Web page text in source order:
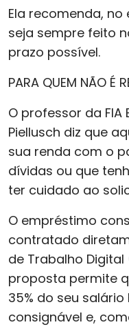
Ela recomenda,
seja sempre feito
prazo possível.
PARA QUEM NÃO É
O professor da FIA
Piellusch diz que
sua renda com o
dívidas ou que
ter cuidado ao
O empréstimo
contratado
de Trabalho Digital
proposta permite
35% do seu
consignável e,